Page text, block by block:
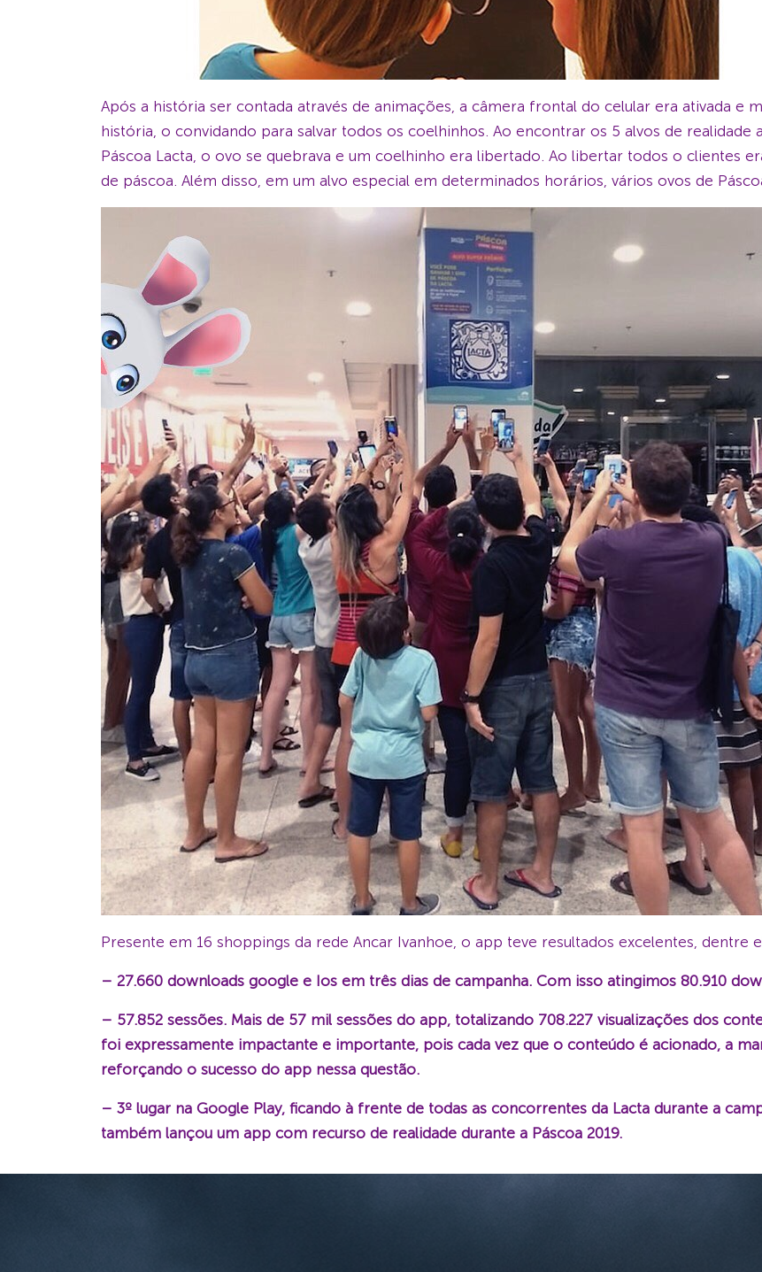
Após a história ser contada através de animações, a câmera frontal do celular era ativada
história, o convidando para salvar todos os coelhinhos. Ao encontrar os 5 alvos de realidade
Páscoa Lacta, o ovo se quebrava e um coelhinho era libertado. Ao libertar todos o clientes
de páscoa. Além disso, em um alvo especial em determinados horários, vários ovos de
Presente em 16 shoppings da rede Ancar Ivanhoe, o app teve resultados excelentes, dentre
– 27.660 downloads google e Ios em três dias de campanha. Com isso atingimos 80.910
– 57.852 sessões. Mais de 57 mil sessões do app, totalizando 708.227 visualizações dos
foi expressamente impactante e importante, pois cada vez que o conteúdo é acionado, a
reforçando o sucesso do app nessa questão.
– 3º lugar na Google Play, ficando à frente de todas as concorrentes da Lacta durante a
também lançou um app com recurso de realidade durante a Páscoa 2019.